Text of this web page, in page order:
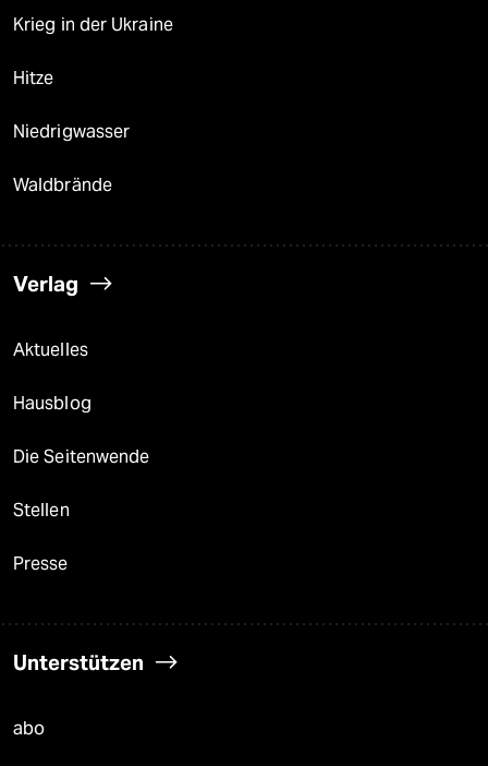
Krieg in der Ukraine
Hitze
Niedrigwasser
Waldbrände
Verlag
Aktuelles
Hausblog
Die Seitenwende
Stellen
Presse
Unterstützen
abo